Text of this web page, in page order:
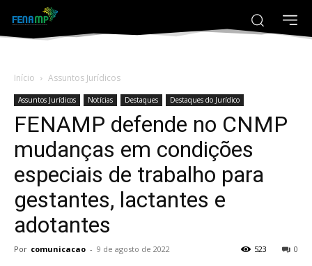
Início Assuntos Jurídicos
Assuntos Jurídicos Notícias Destaques Destaques do Jurídico
FENAMP defende no CNMP
mudanças em condições
especiais de trabalho para
gestantes, lactantes e
adotantes
Por comunicacao - 9 de agosto de 2022 0
523